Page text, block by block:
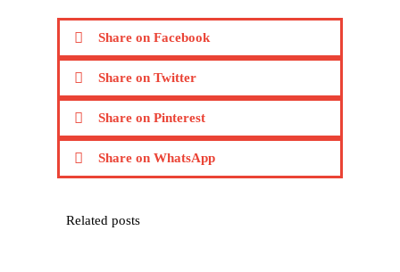
Share on Facebook
Share on Twitter
Share on Pinterest
Share on WhatsApp
Related posts